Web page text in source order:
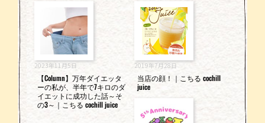
2023年11月5日
【Column】万年ダイエッタ
ーの私が、半年で7キロのダ
イエットに成功した話～そ
の3～｜こちる cochill juice
2019年7月28日
当店の顔！｜こちる cochill
juice